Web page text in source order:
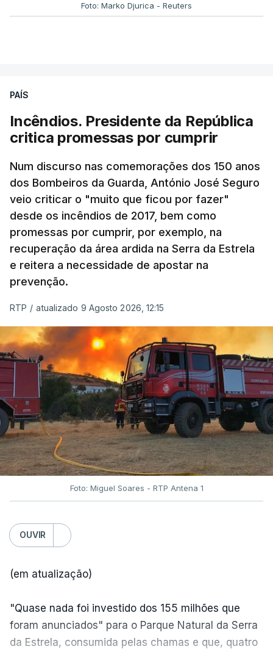
Foto: Marko Djurica - Reuters
PAÍS
Incêndios. Presidente da República
critica promessas por cumprir
Num discurso nas comemorações dos 150 anos
dos Bombeiros da Guarda, António José Seguro
veio criticar o "muito que ficou por fazer"
desde os incêndios de 2017, bem como
promessas por cumprir, por exemplo, na
recuperação da área ardida na Serra da Estrela
e reitera a necessidade de apostar na
prevenção.
RTP / atualizado 9 Agosto 2026, 12:15
Foto: Miguel Soares - RTP Antena 1
OUVIR
(em atualização)
"Quase nada foi investido dos 155 milhões que
foram anunciados" para o Parque Natural da Serra
da Estrela, consumida pelas chamas e que, quatro